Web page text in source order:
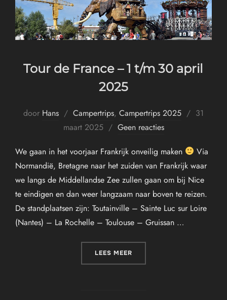
Tour de France – 1 t/m 30 april
2025
door Hans Campertrips, Campertrips 2025
Geplaatst
31
maart 2025
Geen reacties
We gaan in het voorjaar Frankrijk onveilig maken
Via
Normandië, Bretagne naar het zuiden van Frankrijk waar
we langs de Middellandse Zee zullen gaan om bij Nice
te eindigen en dan weer langzaam naar boven te reizen.
De standplaatsen zijn: Toutainville – Sainte Luc sur Loire
(Nantes) – La Rochelle – Toulouse – Gruissan …
LEES MEER